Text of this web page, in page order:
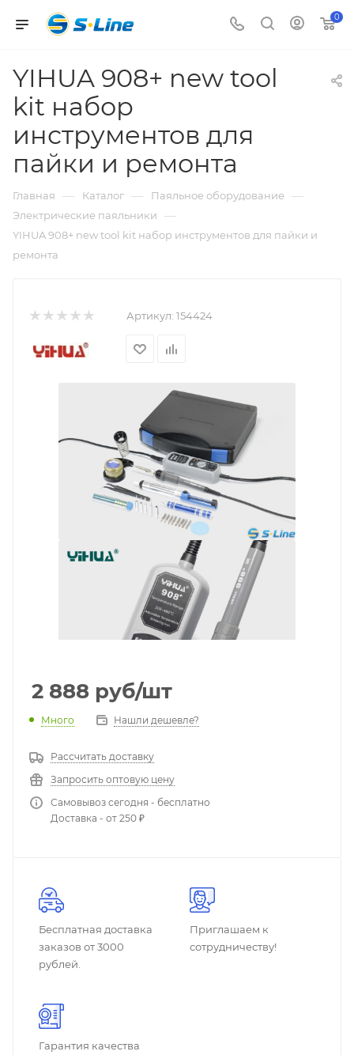
0
YIHUA 908+ new tool
kit набор
инструментов для
пайки и ремонта
Главная — Каталог — Паяльное оборудование —
Электрические паяльники —
YIHUA 908+ new tool kit набор инструментов для пайки и
ремонта
Артикул: 154424
2 888 руб/шт
Много Нашли дешевле?
Рассчитать доставку
Запросить оптовую цену
Самовывоз сегодня - бесплатно
Доставка - от 250 ₽
Бесплатная доставка
заказов от 3000
рублей.
Приглашаем к
сотрудничеству!
Гарантия качества